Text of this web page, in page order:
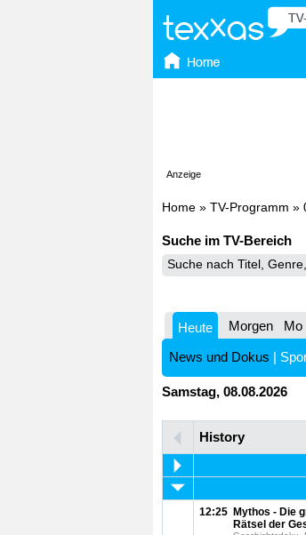
Anzeige
Home » TV-Programm »
Suche im TV-Bereich
Heute Morgen Mo
News und Dokus |
Samstag, 08.08.2026
History
12:25 Mythos - Die
Rätsel der